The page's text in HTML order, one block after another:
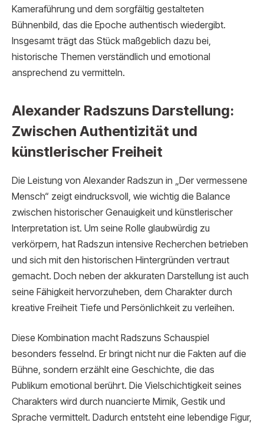
Kameraführung und dem sorgfältig gestalteten
Bühnenbild, das die Epoche authentisch wiedergibt.
Insgesamt trägt das Stück maßgeblich dazu bei,
historische Themen verständlich und emotional
ansprechend zu vermitteln.
Alexander Radszuns Darstellung:
Zwischen Authentizität und
künstlerischer Freiheit
Die Leistung von Alexander Radszun in „Der vermessene
Mensch“ zeigt eindrucksvoll, wie wichtig die Balance
zwischen historischer Genauigkeit und künstlerischer
Interpretation ist. Um seine Rolle glaubwürdig zu
verkörpern, hat Radszun intensive Recherchen betrieben
und sich mit den historischen Hintergründen vertraut
gemacht. Doch neben der akkuraten Darstellung ist auch
seine Fähigkeit hervorzuheben, dem Charakter durch
kreative Freiheit Tiefe und Persönlichkeit zu verleihen.
Diese Kombination macht Radszuns Schauspiel
besonders fesselnd. Er bringt nicht nur die Fakten auf die
Bühne, sondern erzählt eine Geschichte, die das
Publikum emotional berührt. Die Vielschichtigkeit seines
Charakters wird durch nuancierte Mimik, Gestik und
Sprache vermittelt. Dadurch entsteht eine lebendige Figur,